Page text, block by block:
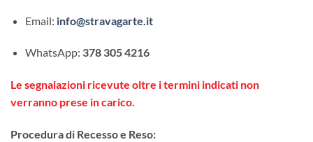
Email: info@stravagarte.it
WhatsApp: 378 305 4216
Le segnalazioni ricevute oltre i termini indicati non
verranno prese in carico.
Procedura di Recesso e Reso: